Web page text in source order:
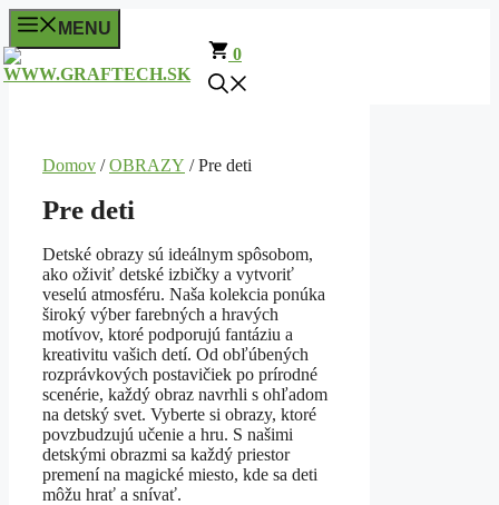
Preskočiť
na
obsah
MENU
0
Domov /OBRAZY / Pre deti
Pre deti
Detské obrazy sú ideálnym spôsobom,
ako oživiť detské izbičky a vytvoriť
veselú atmosféru. Naša kolekcia ponúka
široký výber farebných a hravých
motívov, ktoré podporujú fantáziu a
kreativitu vašich detí. Od obľúbených
rozprávkových postavičiek po prírodné
scenérie, každý obraz navrhli s ohľadom
na detský svet. Vyberte si obrazy, ktoré
povzbudzujú učenie a hru. S našimi
detskými obrazmi sa každý priestor
premení na magické miesto, kde sa deti
môžu hrať a snívať.